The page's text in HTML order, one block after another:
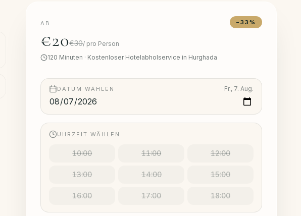
AB
€20€30/ pro Person
120 Minuten · Kostenloser Hotelabholservice in Hurghada
− 33 %
DATUM WÄHLEN Fr., 7. Aug.
UHRZEIT WÄHLEN
10:00 11:00 12:00
13:00 14:00 15:00
16:00 17:00 18:00